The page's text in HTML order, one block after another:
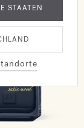
STAATEN